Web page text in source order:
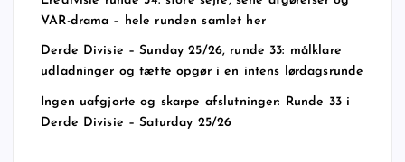
VAR-drama – hele runden samlet her
Derde Divisie – Sunday 25/26, runde 33: målklare
udladninger og tætte opgør i en intens lørdagsrunde
Ingen uafgjorte og skarpe afslutninger: Runde 33 i
Derde Divisie – Saturday 25/26